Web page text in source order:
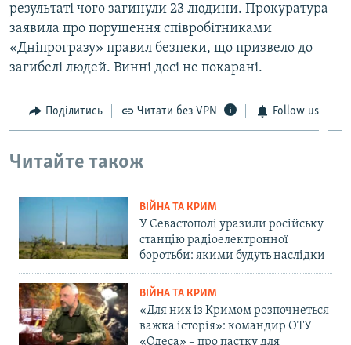
результаті чого загинули 23 людини. Прокуратура
заявила про порушення співробітниками
«Дніпрогразу» правил безпеки, що призвело до
загибелі людей. Винні досі не покарані.
Поділитись Читати без VPN Follow us
Читайте також
ВІЙНА ТА КРИМ
У Севастополі уразили російську
станцію радіоелектронної
боротьби: якими будуть наслідки
ВІЙНА ТА КРИМ
«Для них із Кримом розпочнеться
важка історія»: командир ОТУ
«Одеса» – про пастку для